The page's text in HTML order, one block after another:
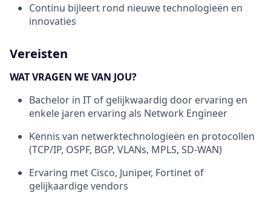
Continu bijleert rond nieuwe technologieën en
innovaties
Vereisten
WAT VRAGEN WE VAN JOU?
Bachelor in IT of gelijkwaardig door ervaring en
enkele jaren ervaring als Network Engineer
Kennis van netwerktechnologieën en protocollen
(TCP/IP, OSPF, BGP, VLANs, MPLS, SD-WAN)
Ervaring met Cisco, Juniper, Fortinet of
gelijkaardige vendors